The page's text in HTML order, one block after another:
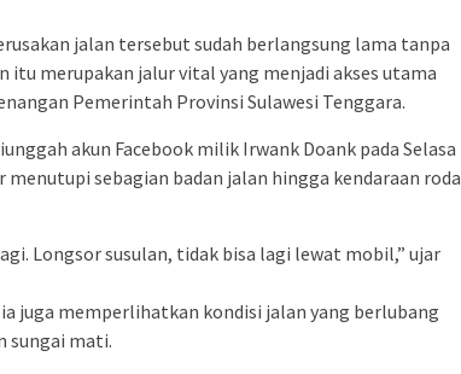
jalan tersebut sudah berlangsung lama tanpa
itu merupakan jalur vital yang menjadi akses utama
Pemerintah Provinsi Sulawesi Tenggara.
akun Facebook milik Irwank Doank pada Selasa
sebagian badan jalan hingga kendaraan roda
Longsor susulan, tidak bisa lagi lewat mobil,” ujar
juga memperlihatkan kondisi jalan yang berlubang
sungai mati.